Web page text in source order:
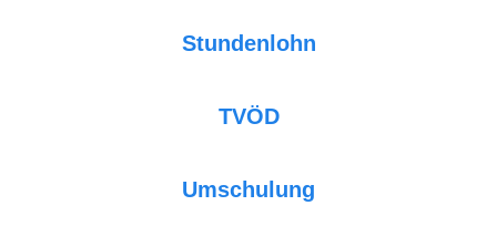
Stundenlohn
TVÖD
Umschulung